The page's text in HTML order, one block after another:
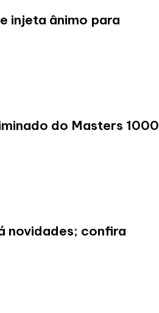
injeta ânimo para
do Masters 1000
novidades; confira